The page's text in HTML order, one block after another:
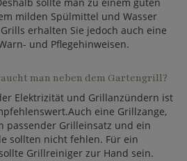
milden Spülmittel und Wasser
erhalten Sie jedoch auch eine
und Pflegehinweisen.
man neben dem Gartengrill?
Elektrizität und Grillanzündern ist
eine Grillzange,
passender Grilleinsatz und ein
sollten nicht fehlen. Für ein
Grillreiniger zur Hand sein.